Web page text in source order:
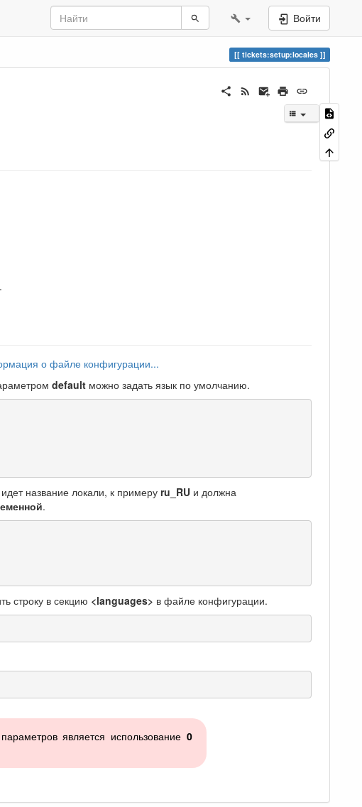
Войти
tickets:setup:locales
о файле конфигурации...
default можно задать язык по умолчанию.
название локали, к примеру ru_RU и должна
.
строку в секцию <languages> в файле конфигурации.
является использование 0